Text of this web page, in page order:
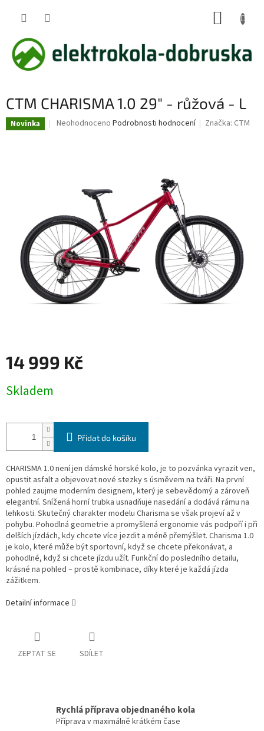
CTM CHARISMA 1.0 29" - růžová - L
Novinka
Průměrné
hvězdiček.
Neohodnoceno Podrobnosti hodnocení Značka: CTM
14 999 Kč
cena:
Skladem
Přidat do košíku
CHARISMA 1.0 není jen dámské horské kolo, je to pozvánka vyrazit ven,
opustit asfalt a objevovat nové stezky s úsměvem na tváři. Na první
pohled zaujme moderním designem, který je sebevědomý a zároveň
elegantní. Snížená horní trubka usnadňuje nasedání a dodává rámu na
lehkosti. Skutečný charakter modelu Charisma se však projeví až v
pohybu. Pohodlná geometrie a promyšlená ergonomie vás podpoří i při
delších jízdách, kdy chcete více jezdit a méně přemýšlet. Charisma 1.0
je kolo, které může být sportovní, když se chcete překonávat, a
pohodlné, když si chcete jízdu užít. Funkční do posledního detailu,
krásné na pohled – prostě kombinace, díky které je každá jízda
zážitkem.
Detailní informace
ZEPTAT SE SDÍLET
Rychlá příprava objednaného kola
Příprava v maximálně krátkém čase